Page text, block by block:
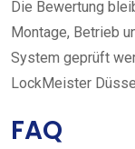
Die Bewertung
Montage, Betrieb
System geprüft
LockMeister
FAQ